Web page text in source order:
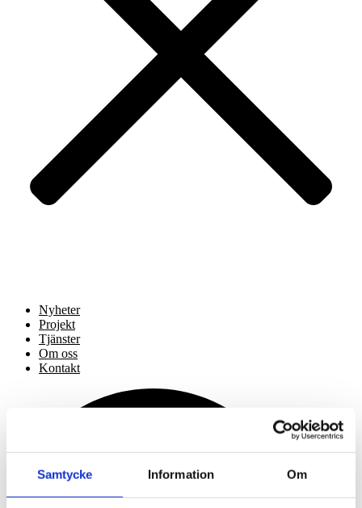
Samtycke Information Om
Nyheter
Projekt
Tjänster
Om oss
Kontakt